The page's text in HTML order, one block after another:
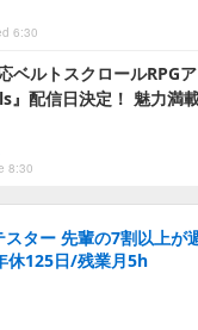
6:30
ベルトスクロールRPG
』配信日決定！ 魅力満
8:30
ター 先輩の7割以上が
休125日/残業月5h